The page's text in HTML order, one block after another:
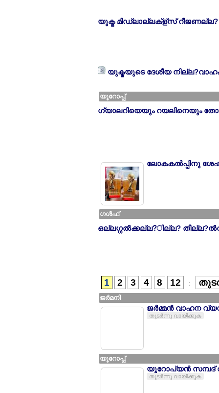
യുക്മ മിഡ്ലാല്ലക്ള്സ് റീജണല്ല?
യുക്മയുടെ ദേശീയ
യൂറോപ്പ്
ഗ്യാലറിയെയും റയലിനെയും
ലോകകല്‍പ്പിനു
ഗള്‍ഫ്
ഒല്ലഗ്ഗല്‍ക്കല്ല?ില്ല?
1 2 3 4 8 12 :
ജര്‍മനി
ജര്‍മ്മന്‍ വാഹന
തുടര്‍ന്നു വായിക്കുക
യൂറോപ്പ്
യൂറോപ്യന്‍
തുടര്‍ന്നു വായിക്കുക